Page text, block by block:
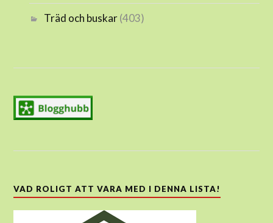
Träd och buskar(403)
VAD ROLIGT ATT VARA MED I DENNA LISTA!